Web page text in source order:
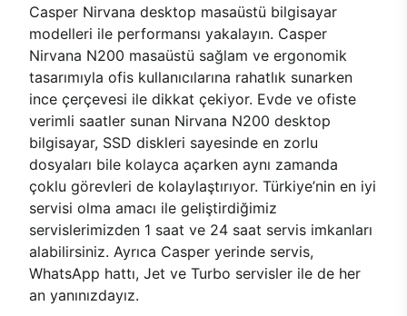
Casper Nirvana desktop masaüstü bilgisayar
modelleri ile performansı yakalayın. Casper
Nirvana N200 masaüstü sağlam ve ergonomik
tasarımıyla ofis kullanıcılarına rahatlık sunarken
ince çerçevesi ile dikkat çekiyor. Evde ve ofiste
verimli saatler sunan Nirvana N200 desktop
bilgisayar, SSD diskleri sayesinde en zorlu
dosyaları bile kolayca açarken aynı zamanda
çoklu görevleri de kolaylaştırıyor. Türkiye’nin en iyi
servisi olma amacı ile geliştirdiğimiz
servislerimizden 1 saat ve 24 saat servis imkanları
alabilirsiniz. Ayrıca Casper yerinde servis,
WhatsApp hattı, Jet ve Turbo servisler ile de her
an yanınızdayız.